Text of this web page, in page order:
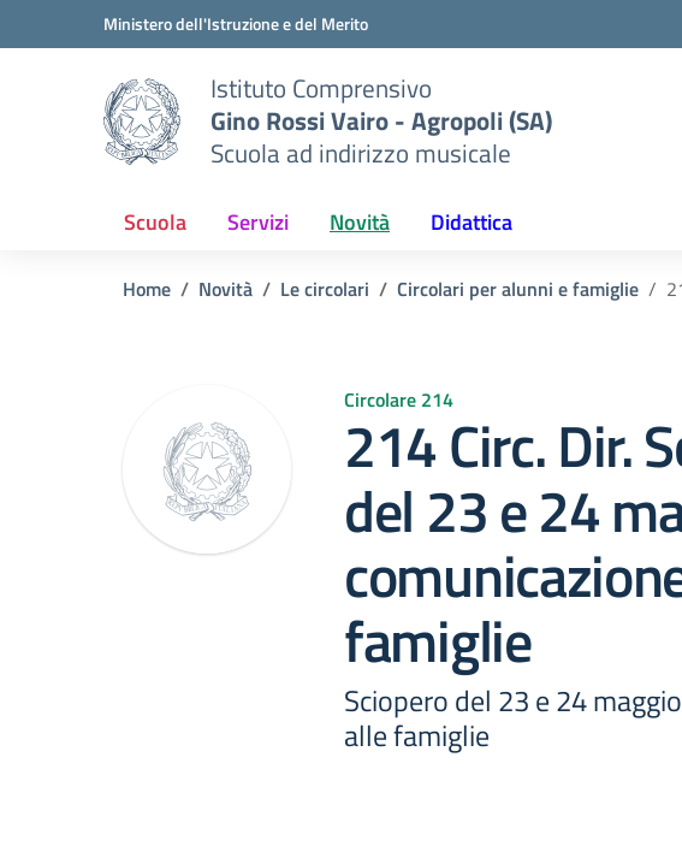
Vai ai contenuti
Vai al menu di navigazioneMinistero dell'Istruzione e del Merito
Istituto Comprensivo
Gino Rossi Vairo - Agropoli (SA)
Scuola ad indirizzo musicale
Scuola Servizi Novità Didattica
Home Novità Le circolari Circolari per alunni e famiglie
Circolare 214
214 Circ. Dir.
del 23 e 24
famiglie
Sciopero del 23 e 24
alle famiglie